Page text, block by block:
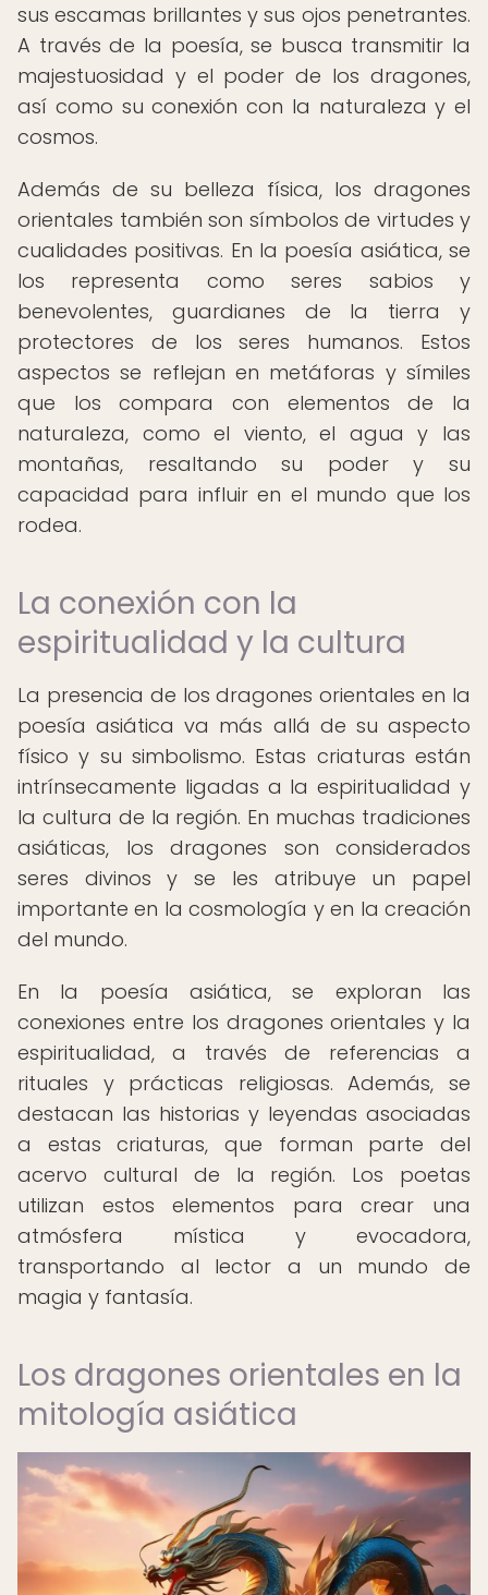
sus escamas brillantes y sus ojos penetrantes.
A través de la poesía, se busca transmitir la
majestuosidad y el poder de los dragones,
así como su conexión con la naturaleza y el
cosmos.
Además de su belleza física, los dragones
orientales también son símbolos de virtudes y
cualidades positivas. En la poesía asiática, se
los representa como seres sabios y
benevolentes, guardianes de la tierra y
protectores de los seres humanos. Estos
aspectos se reflejan en metáforas y símiles
que los compara con elementos de la
naturaleza, como el viento, el agua y las
montañas, resaltando su poder y su
capacidad para influir en el mundo que los
rodea.
La conexión con la
espiritualidad y la cultura
La presencia de los dragones orientales en la
poesía asiática va más allá de su aspecto
físico y su simbolismo. Estas criaturas están
intrínsecamente ligadas a la espiritualidad y
la cultura de la región. En muchas tradiciones
asiáticas, los dragones son considerados
seres divinos y se les atribuye un papel
importante en la cosmología y en la creación
del mundo.
En la poesía asiática, se exploran las
conexiones entre los dragones orientales y la
espiritualidad, a través de referencias a
rituales y prácticas religiosas. Además, se
destacan las historias y leyendas asociadas
a estas criaturas, que forman parte del
acervo cultural de la región. Los poetas
utilizan estos elementos para crear una
atmósfera mística y evocadora,
transportando al lector a un mundo de
magia y fantasía.
Los dragones orientales en la
mitología asiática